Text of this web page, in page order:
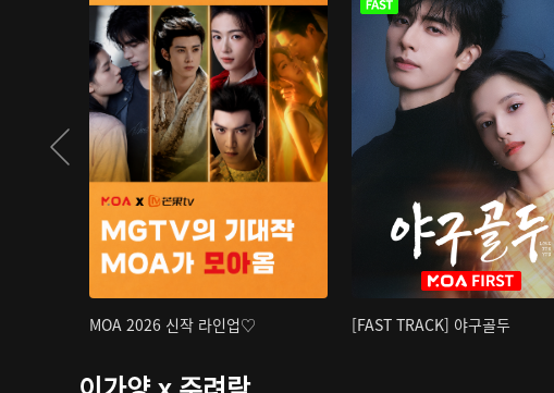
MOA 2026 신작 라인업♡ [FAST TRACK] 야구골두